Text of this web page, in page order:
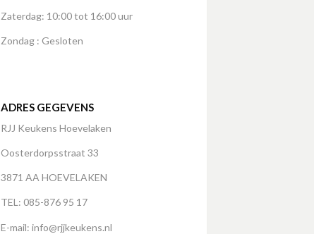
Zaterdag: 10:00 tot 16:00 uur
Zondag : Gesloten
ADRES GEGEVENS
RJJ Keukens Hoevelaken
Oosterdorpsstraat 33
3871 AA HOEVELAKEN
TEL: 085-876 95 17
E-mail: info@rjjkeukens.nl